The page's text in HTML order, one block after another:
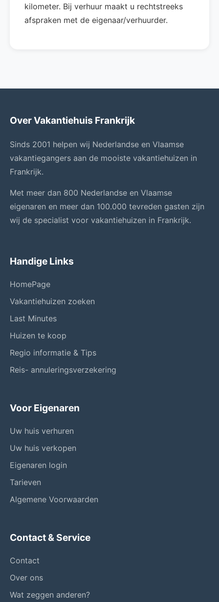
kilometer. Bij verhuur maakt u rechtstreeks
afspraken met de eigenaar/verhuurder.
Over Vakantiehuis Frankrijk
Sinds 2001 helpen wij Nederlandse en Vlaamse
vakantiegangers aan de mooiste vakantiehuizen in
Frankrijk.
Met meer dan 800 Nederlandse en Vlaamse
eigenaren en meer dan 100.000 tevreden gasten zijn
wij de specialist voor vakantiehuizen in Frankrijk.
Handige Links
HomePage
Vakantiehuizen zoeken
Last Minutes
Huizen te koop
Regio informatie & Tips
Reis- annuleringsverzekering
Voor Eigenaren
Uw huis verhuren
Uw huis verkopen
Eigenaren login
Tarieven
Algemene Voorwaarden
Contact & Service
Contact
Over ons
Wat zeggen anderen?